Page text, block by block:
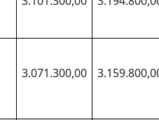
3.071.300,00